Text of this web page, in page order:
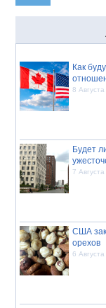
Как
8
Будет
7
США
орехов
6